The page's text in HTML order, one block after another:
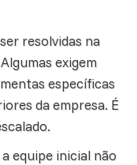
resolvidas na
exigem
específicas
da empresa. É
equipe inicial não